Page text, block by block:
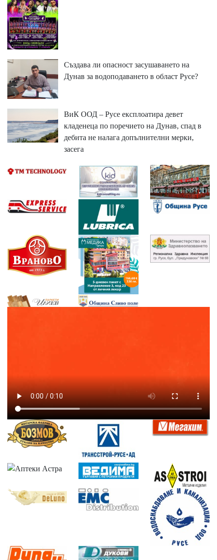
Създава ли опасност засушаването на
Дунав за водоподаването в област Русе?
ВиК ООД – Русе експлоатира девет
кладенеца по поречието на Дунав, спад в
дебита не налага допълнителни мерки,
засега